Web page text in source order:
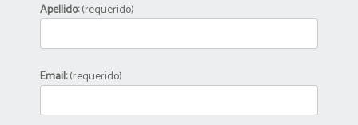
Apellido:(requerido)
Email:(requerido)